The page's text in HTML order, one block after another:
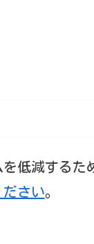
低減するた
ださい。